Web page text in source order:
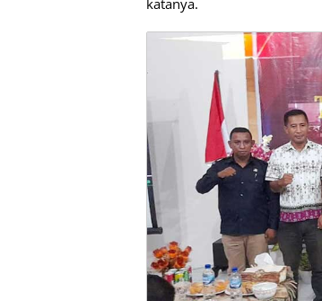
katanya.